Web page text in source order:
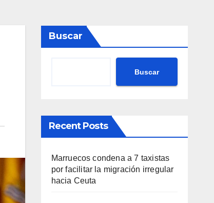
Buscar
Buscar
Recent Posts
Marruecos condena a 7 taxistas
por facilitar la migración irregular
hacia Ceuta